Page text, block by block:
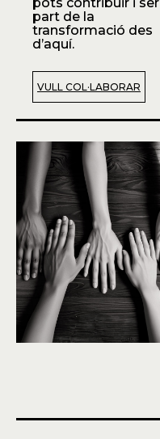
part de la
transformació des
d’aquí.
VULL COL·LABORAR